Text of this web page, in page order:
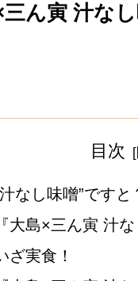
三ん寅 汁な
目次
なし味噌”ですと
『大島×三ん寅 汁
ざ実食！